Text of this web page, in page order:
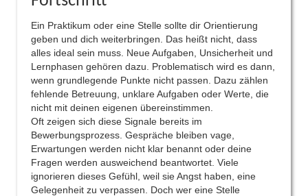
Ein Praktikum oder eine Stelle sollte dir Orientierung
geben und dich weiterbringen. Das heißt nicht, dass
alles ideal sein muss. Neue Aufgaben, Unsicherheit und
Lernphasen gehören dazu. Problematisch wird es dann,
wenn grundlegende Punkte nicht passen. Dazu zählen
fehlende Betreuung, unklare Aufgaben oder Werte, die
nicht mit deinen eigenen übereinstimmen.
Oft zeigen sich diese Signale bereits im
Bewerbungsprozess. Gespräche bleiben vage,
Erwartungen werden nicht klar benannt oder deine
Fragen werden ausweichend beantwortet. Viele
ignorieren dieses Gefühl, weil sie Angst haben, eine
Gelegenheit zu verpassen. Doch wer eine Stelle